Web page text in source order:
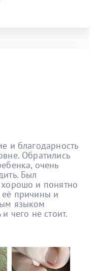
и благодарность
Обратились
очень
Был
хорошо и понятно
причины и
языком
чего не стоит.